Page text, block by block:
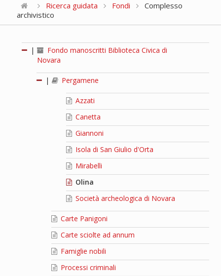
Ricerca guidata Fondi
Complesso
archivistico
|
Fondo manoscritti Biblioteca Civica di
Novara
| Pergamene
Azzati
Canetta
Giannoni
Isola di San Giulio d'Orta
Mirabelli
Olina
Società archeologica di Novara
Carte Panigoni
Carte sciolte ad annum
Famiglie nobili
Processi criminali